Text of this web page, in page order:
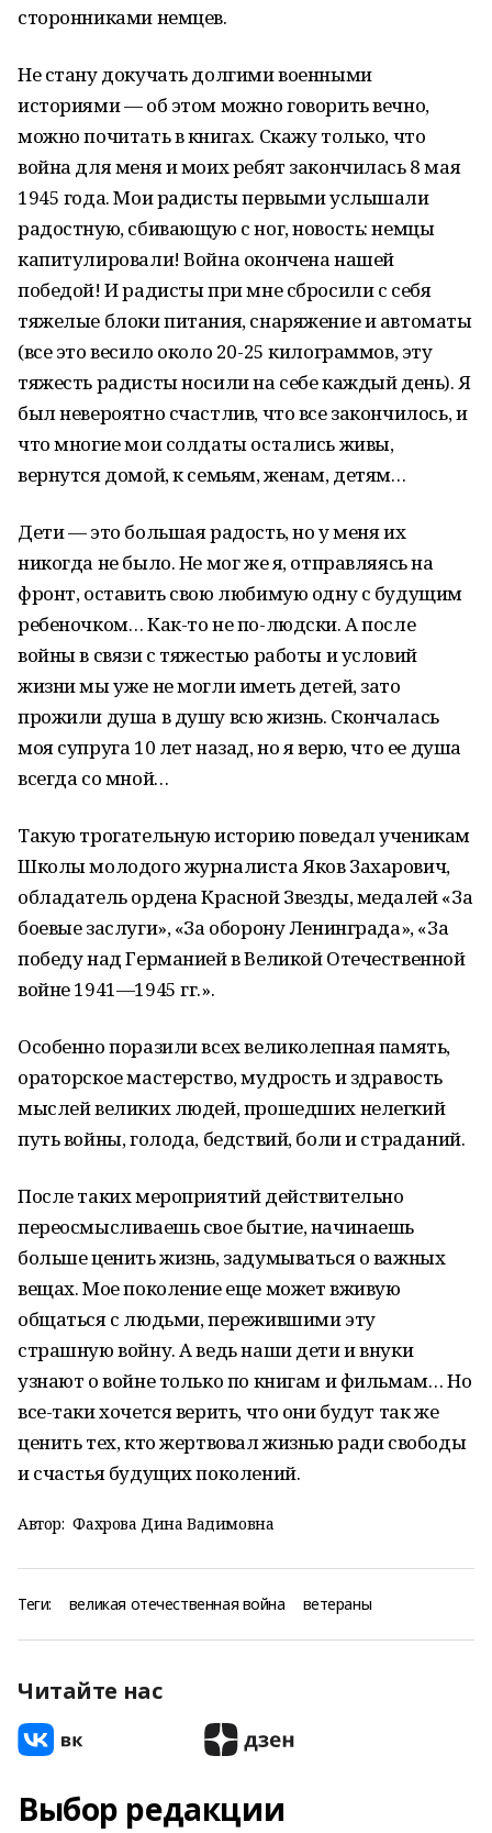
сторонниками немцев.
Не стану докучать долгими военными
историями — об этом можно говорить вечно,
можно почитать в книгах. Скажу только, что
война для меня и моих ребят закончилась 8 мая
1945 года. Мои радисты первыми услышали
радостную, сбивающую с ног, новость: немцы
капитулировали! Война окончена нашей
победой! И радисты при мне сбросили с себя
тяжелые блоки питания, снаряжение и автоматы
(все это весило около 20-25 килограммов, эту
тяжесть радисты носили на себе каждый день). Я
был невероятно счастлив, что все закончилось, и
что многие мои солдаты остались живы,
вернутся домой, к семьям, женам, детям…
Дети — это большая радость, но у меня их
никогда не было. Не мог же я, отправляясь на
фронт, оставить свою любимую одну с будущим
ребеночком… Как-то не по-людски. А после
войны в связи с тяжестью работы и условий
жизни мы уже не могли иметь детей, зато
прожили душа в душу всю жизнь. Скончалась
моя супруга 10 лет назад, но я верю, что ее душа
всегда со мной…
Такую трогательную историю поведал ученикам
Школы молодого журналиста Яков Захарович,
обладатель ордена Красной Звезды, медалей «За
боевые заслуги», «За оборону Ленинграда», «За
победу над Германией в Великой Отечественной
войне 1941—1945 гг.».
Особенно поразили всех великолепная память,
ораторское мастерство, мудрость и здравость
мыслей великих людей, прошедших нелегкий
путь войны, голода, бедствий, боли и страданий.
После таких мероприятий действительно
переосмысливаешь свое бытие, начинаешь
больше ценить жизнь, задумываться о важных
вещах. Мое поколение еще может вживую
общаться с людьми, пережившими эту
страшную войну. А ведь наши дети и внуки
узнают о войне только по книгам и фильмам… Но
все-таки хочется верить, что они будут так же
ценить тех, кто жертвовал жизнью ради свободы
и счастья будущих поколений.
Автор: Фахрова Дина Вадимовна
Теги: великая отечественная война ветераны
Читайте нас
Выбор редакции